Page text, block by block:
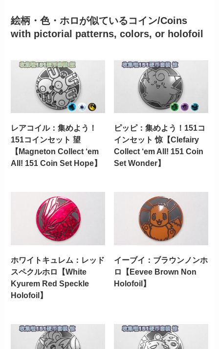
絵柄・色・ホロが似ているコイン/Coins
with pictorial patterns, colors, or holofoil
レアコイル：集めよう！
151コインセット 望
【Magneton Collect ‘em
All! 151 Coin Set Hope】
ピッピ：集めよう！151コ
インセット 惊【Clefairy
Collect ‘em All! 151 Coin
Set Wonder】
ホワイトキュレム：レッド
スペクルホロ【White
Kyurem Red Speckle
Holofoil】
イーブイ：ブラウンノンホ
ロ【Eevee Brown Non
Holofoil】